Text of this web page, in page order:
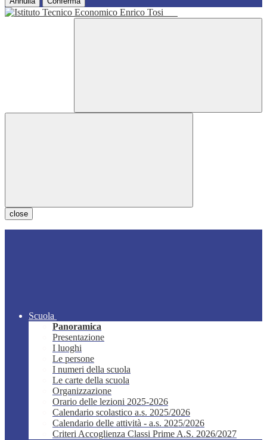
close
Scuola
Panoramica
Presentazione
I luoghi
Le persone
I numeri della scuola
Le carte della scuola
Organizzazione
Orario delle lezioni 2025-2026
Calendario scolastico a.s. 2025/2026
Calendario delle attività - a.s. 2025/2026
Criteri Accoglienza Classi Prime A.S. 2026/2027